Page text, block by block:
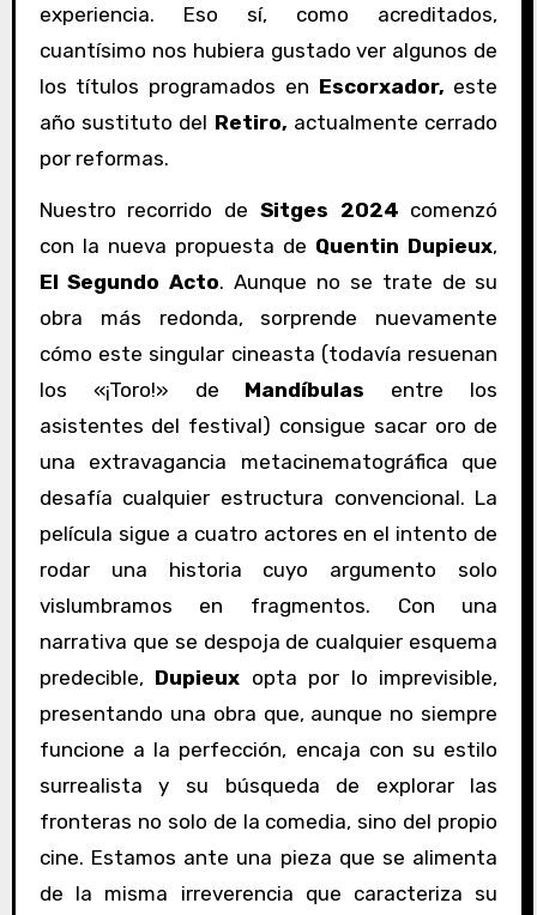
experiencia. Eso sí, como acreditados,
cuantísimo nos hubiera gustado ver algunos de
los títulos programados en Escorxador, este
año sustituto del Retiro, actualmente cerrado
por reformas.
Nuestro recorrido de Sitges 2024 comenzó
con la nueva propuesta de Quentin Dupieux,
El Segundo Acto. Aunque no se trate de su
obra más redonda, sorprende nuevamente
cómo este singular cineasta (todavía resuenan
los «¡Toro!» de Mandíbulas entre los
asistentes del festival) consigue sacar oro de
una extravagancia metacinematográfica que
desafía cualquier estructura convencional. La
película sigue a cuatro actores en el intento de
rodar una historia cuyo argumento solo
vislumbramos en fragmentos. Con una
narrativa que se despoja de cualquier esquema
predecible, Dupieux opta por lo imprevisible,
presentando una obra que, aunque no siempre
funcione a la perfección, encaja con su estilo
surrealista y su búsqueda de explorar las
fronteras no solo de la comedia, sino del propio
cine. Estamos ante una pieza que se alimenta
de la misma irreverencia que caracteriza su